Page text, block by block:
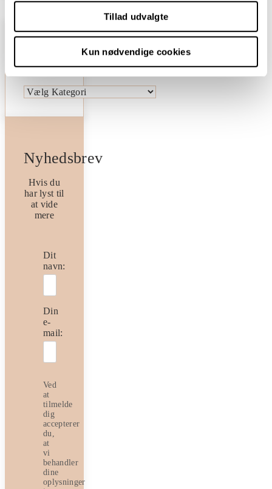
Tillad udvalgte
Kun nødvendige cookies
Kategorier
Kategorier
Nyhedsbrev
Hvis du
har lyst til
at vide
mere
Dit
navn:
Din
e-
mail:
Ved
at
tilmelde
dig
accepterer
du,
at
vi
behandler
dine
oplysninger